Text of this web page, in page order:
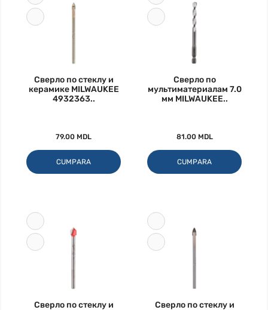
Сверло по стеклу и
керамике MILWAUKEE
4932363..
79.00 MDL
CUMPARA
Сверло по
мультиматериалам 7.0
мм MILWAUKEE..
81.00 MDL
CUMPARA
Сверло по стеклу и
Сверло по стеклу и